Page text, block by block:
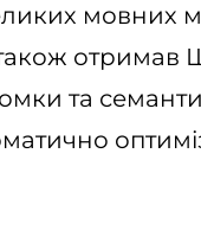
мовних
отримав
та